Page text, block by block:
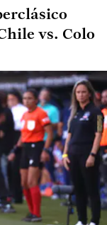
vs. Colo